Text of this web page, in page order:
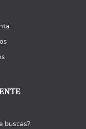
buscas?